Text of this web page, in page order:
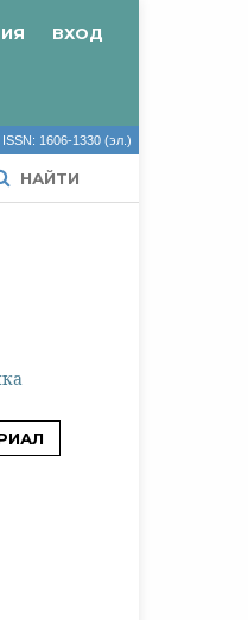
1606-1330 (эл.)
НАЙТИ
ВХОД